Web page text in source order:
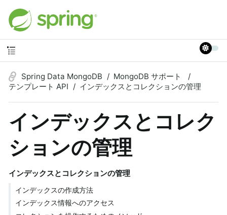
Spring Data MongoDB
MongoDB サポート
テンプレート API
インデックスとコレクションの管理
インデックスとコレク
ションの管理
インデックスとコレクションの管理
インデックスの作成方法
インデックス情報へのアクセス